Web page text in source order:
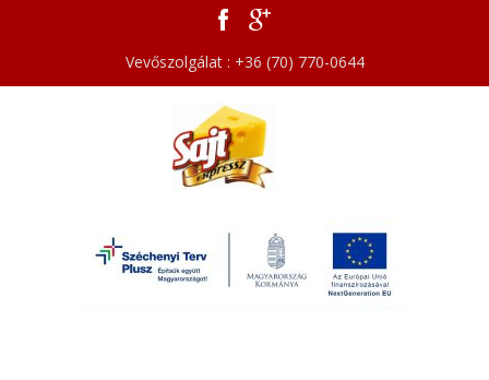
Vevőszolgálat : +36 (70) 770-0644